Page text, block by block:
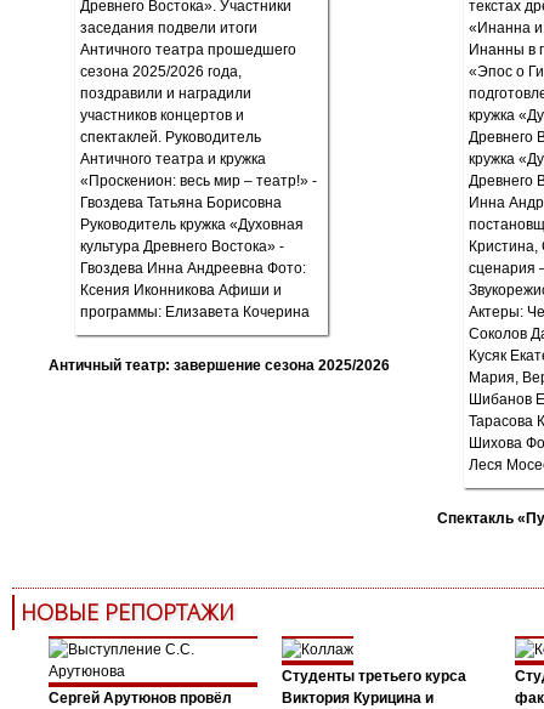
Античный театр: завершение сезона 2025/2026
Спектакль
НОВЫЕ РЕПОРТАЖИ
Сергей Арутюнов провёл
Студенты третьего курса
Виктория Курицина и